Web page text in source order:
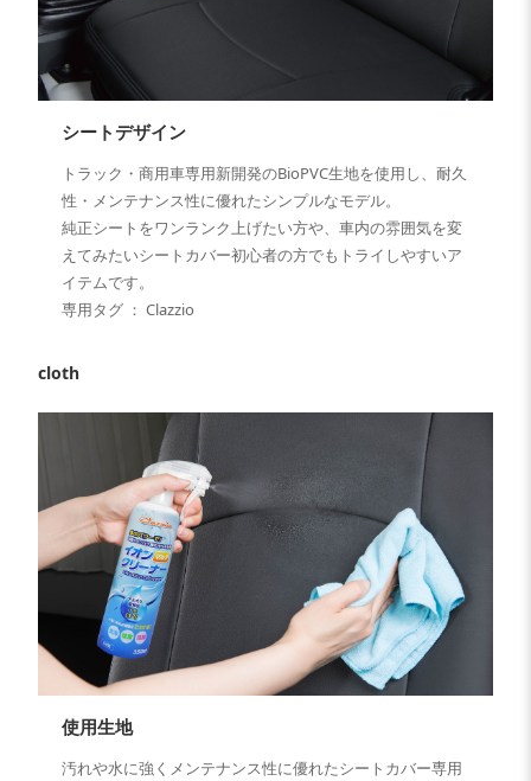
シートデザイン
トラック・商用車専用新開発のBioPVC生地を使用し、耐久
性・メンテナンス性に優れたシンプルなモデル。
純正シートをワンランク上げたい方や、車内の雰囲気を変
えてみたいシートカバー初心者の方でもトライしやすいア
イテムです。
専用タグ ： Clazzio
cloth
使用生地
汚れや水に強くメンテナンス性に優れたシートカバー専用